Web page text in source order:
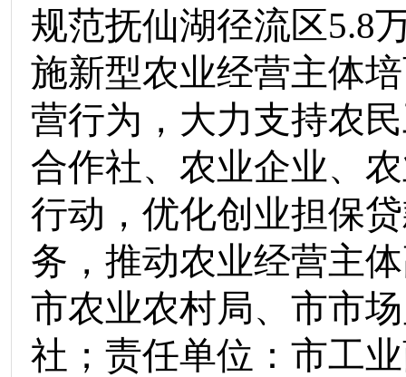
规范抚仙湖径流区5.8
施新型农业经营主体
营行为 ，大力支持农
合作社、农业企业、
行动，优化创业担保
务，推动农业经营主体
市农业农村局、 市市
社 ；责任单位： 市工